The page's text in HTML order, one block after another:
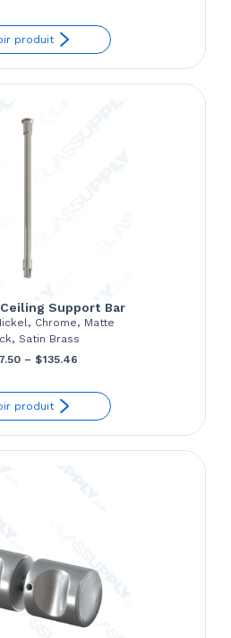
$68.35
through
produit
Support Bar
Chrome, Matte
Satin Brass
– $135.46Price
$97.50
through
produit